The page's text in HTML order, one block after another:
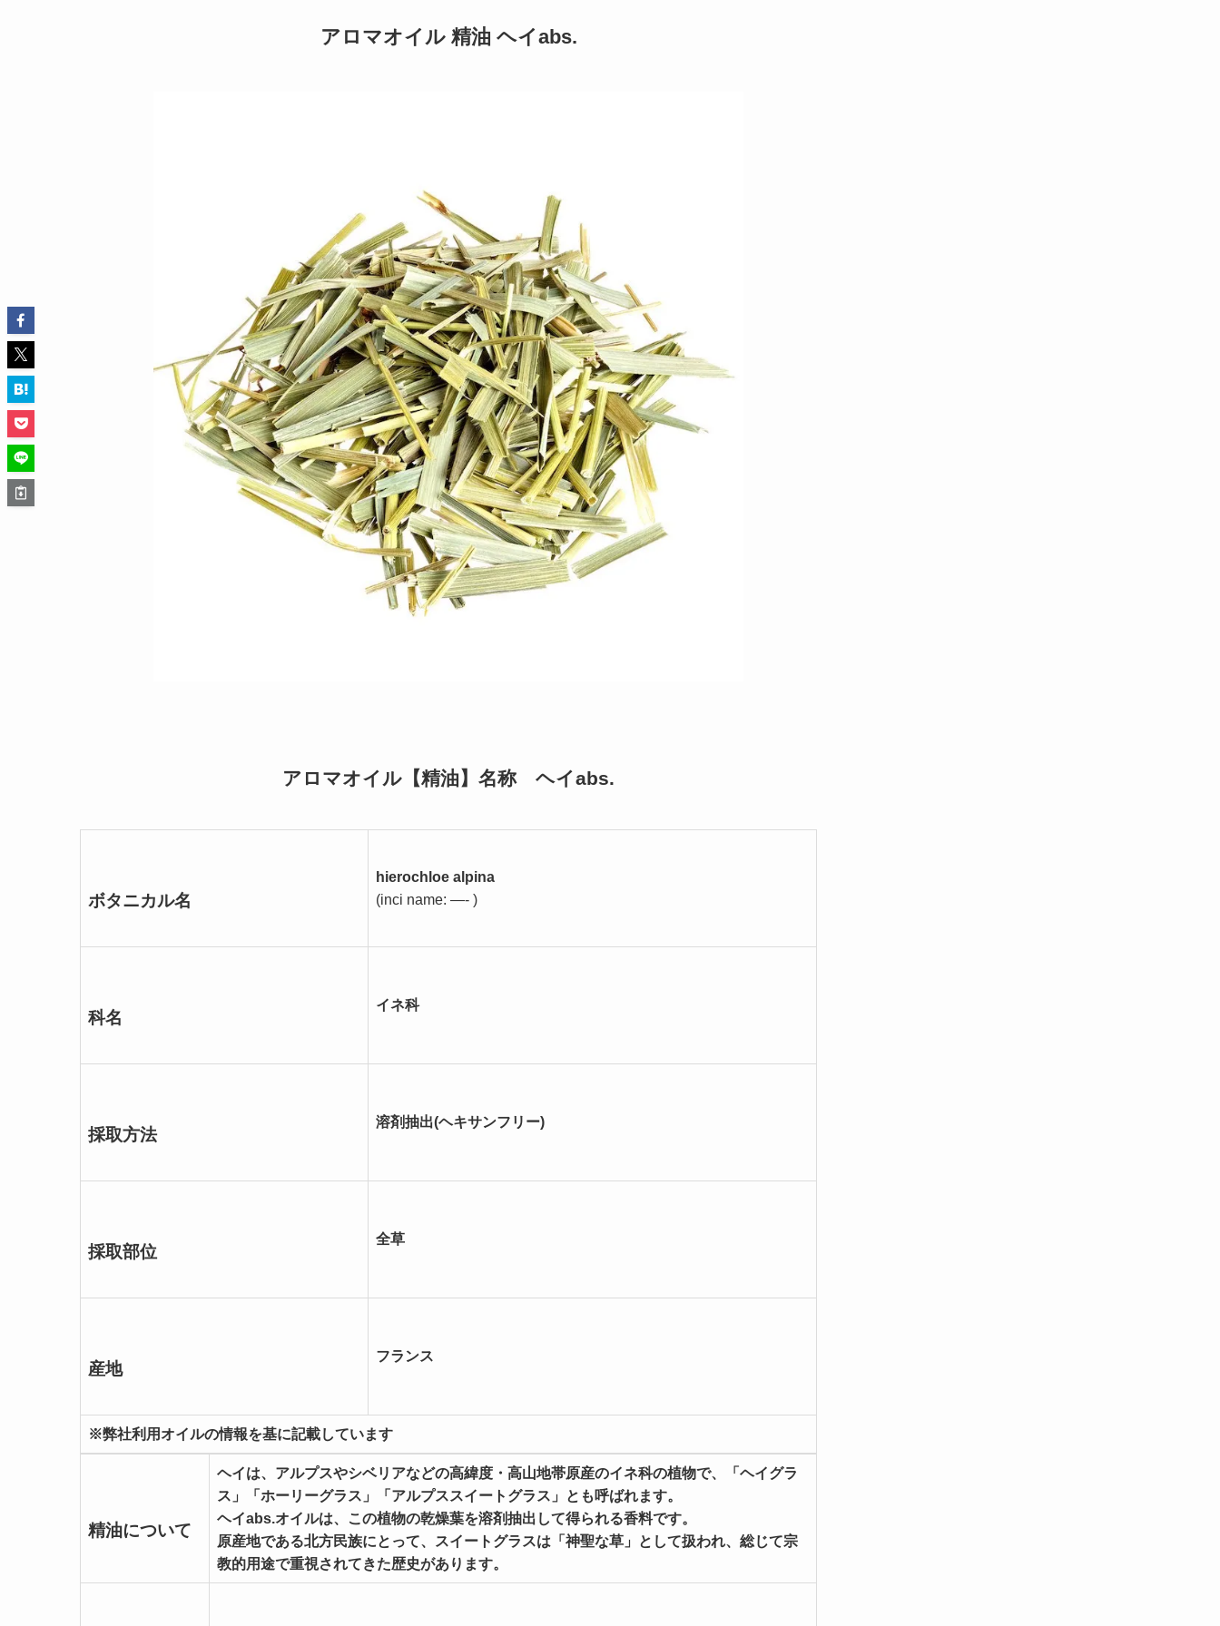
アロマオイル 精油 ヘイabs.
アロマオイル【精油】名称 ヘイabs.
ボタニカル名
hierochloe alpina
(inci name: —- )
科名
イネ科
採取方法
溶剤抽出(ヘキサンフリー)
採取部位
全草
産地
フランス
※弊社利用オイルの情報を基に記載しています
精油について
ヘイは、アルプスやシベリアなどの高緯度・高山地帯原産のイネ科の植物で、「ヘイグラ
ス」「ホーリーグラス」「アルプススイートグラス」とも呼ばれます。
ヘイabs.オイルは、この植物の乾燥葉を溶剤抽出して得られる香料です。
原産地である北方民族にとって、スイートグラスは「神聖な草」として扱われ、総じて宗
教的用途で重視されてきた歴史があります。